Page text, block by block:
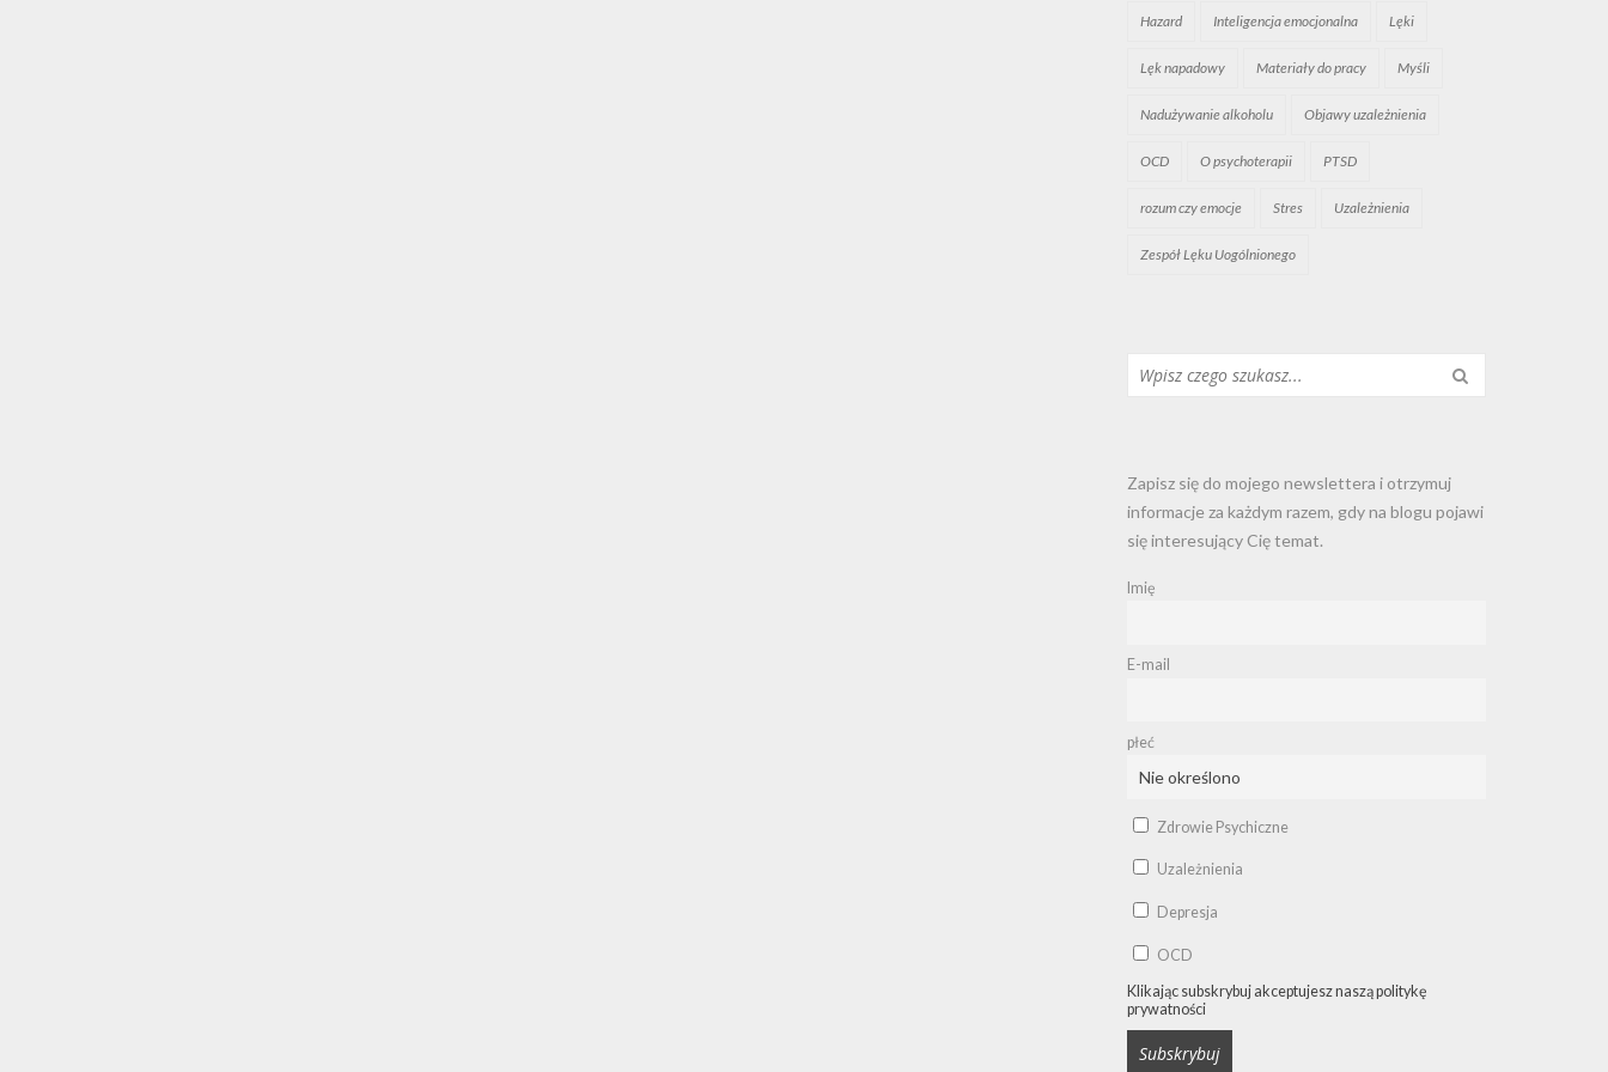
Hazard Inteligencja emocjonalna Lęki
Lęk napadowy Materiały do pracy Myśli
Nadużywanie alkoholu Objawy uzależnienia
OCD O psychoterapii PTSD
rozum czy emocje Stres Uzależnienia
Zespół Lęku Uogólnionego
Zapisz się do mojego newslettera i otrzymuj
informacje za każdym razem, gdy na blogu pojawi
się interesujący Cię temat.
Imię
E-mail
płeć
Zdrowie Psychiczne
Uzależnienia
Depresja
OCD
Klikając subskrybuj akceptujesz naszą politykę
prywatności